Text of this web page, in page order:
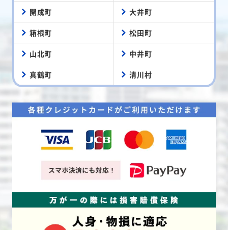
開成町 大井町
箱根町 松田町
山北町 中井町
真鶴町 清川村